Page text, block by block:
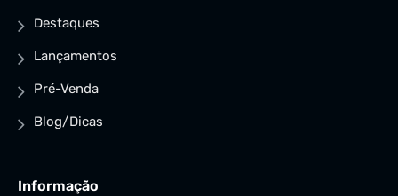
Destaques
Lançamentos
Pré-Venda
Blog/Dicas
Informação